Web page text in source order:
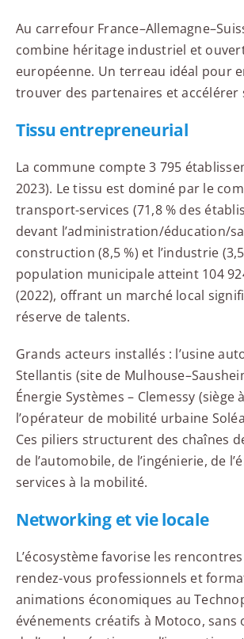
Au carrefour
combine héritage industriel et
européenne. Un terreau idéal pour
trouver des partenaires et accélérer
Tissu entrepreneurial
La commune compte 3 795
2023). Le tissu est dominé par le
transport-services (71,8 % des
devant l’administration/éducation/
construction (8,5 %) et l’industrie (3,5
population municipale atteint 104
(2022), offrant un marché local
réserve de talents.
Grands acteurs installés : l’usine
Stellantis (site de
Énergie Systèmes – Clemessy (siège
l’opérateur de mobilité urbaine
Ces piliers structurent des chaînes
de l’automobile, de l’ingénierie, de
services à la mobilité.
Networking et vie locale
L’écosystème favorise les
rendez-vous professionnels et
animations économiques au
événements créatifs à Motoco, sans